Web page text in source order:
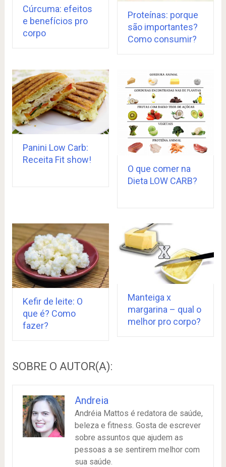
Cúrcuma: efeitos
e benefícios pro
corpo
Proteínas: porque
são importantes?
Como consumir?
Panini Low Carb:
Receita Fit show!
O que comer na
Dieta LOW CARB?
Kefir de leite: O
que é? Como
fazer?
Manteiga x
margarina – qual o
melhor pro corpo?
SOBRE O AUTOR(A):
Andreia
Andréia Mattos é redatora de saúde,
beleza e fitness. Gosta de escrever
sobre assuntos que ajudem as
pessoas a se sentirem melhor com
sua saúde.